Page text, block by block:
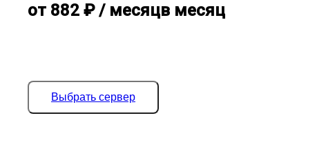
от 882 ₽/ месяцв месяц
Выбрать сервер